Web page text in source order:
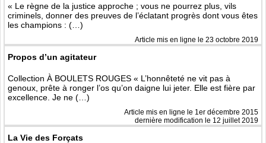
« Le règne de la justice approche ; vous ne pourrez plus, vils
criminels, donner des preuves de l’éclatant progrès dont vous êtes
les champions : (…)
Article mis en ligne le 23 octobre 2019
Propos d’un agitateur
Collection À BOULETS ROUGES « L’honnêteté ne vit pas à
genoux, prête à ronger l’os qu’on daigne lui jeter. Elle est fière par
excellence. Je ne (…)
Article mis en ligne le 1er décembre 2015
dernière modification le 12 juillet 2019
La Vie des Forçats